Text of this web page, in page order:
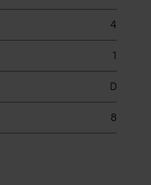
4
1
D
8